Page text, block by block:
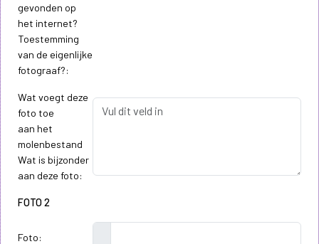
gevonden op
het internet?
Toestemming
van de eigenlijke
fotograaf?:
Wat voegt deze
foto toe
aan het
molenbestand
Wat is bijzonder
aan deze foto:
FOTO 2
Foto: